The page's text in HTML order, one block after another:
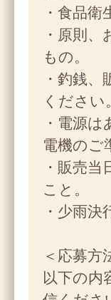
・食品
・原則
もの。
・釣銭
ください
・電源
電機のご
・販売
こと。
・少雨決
＜応募方
以下の内